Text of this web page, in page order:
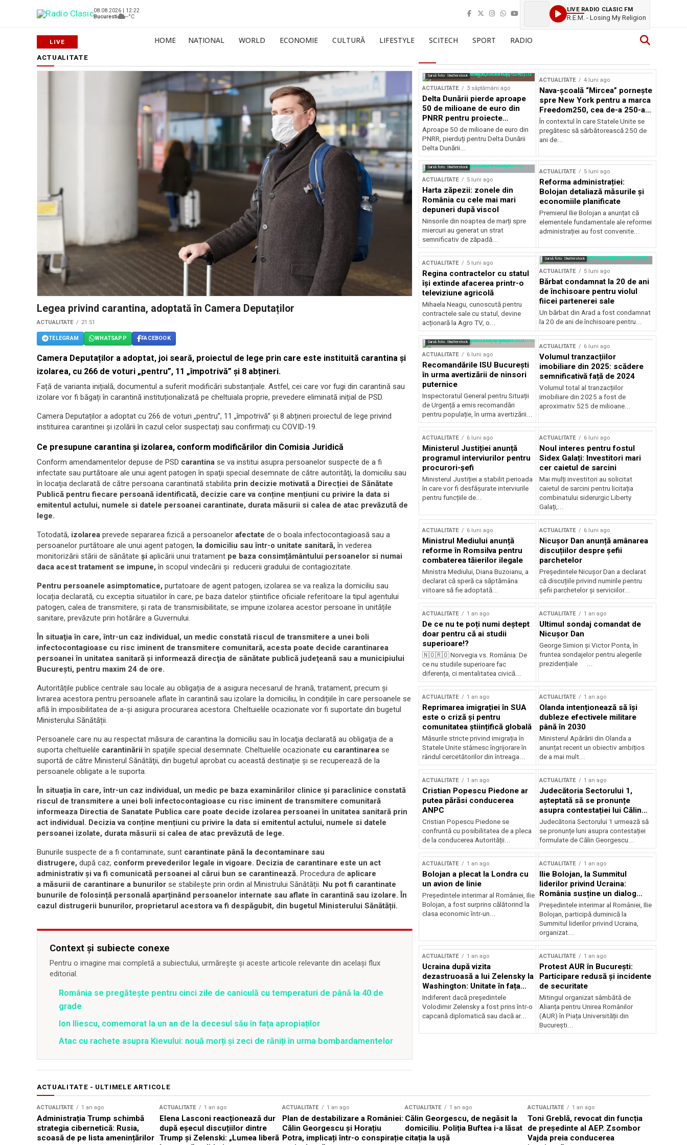
08.08.2026 | 12:22
Bucuresti
--°C
LIVE RADIO CLASIC FM
R.E.M. - Losing My Religion
HOME NAȚIONAL WORLD ECONOMIE CULTURĂ LIFESTYLE SCITECH SPORT RADIO
ACTUALITATE
Legea privind carantina, adoptată în Camera Deputaților
ACTUALITATE 21:51
TELEGRAM WHATSAPP FACEBOOK
Camera Deputaților a adoptat, joi seară, proiectul de lege prin care este instituită carantina și
izolarea, cu 266 de voturi „pentru”, 11 „împotrivă” și 8 abțineri.
Față de varianta inițială, documentul a suferit modificări substanțiale. Astfel, cei care vor fugi din carantină sau
izolare vor fi băgați în carantină instituționalizată pe cheltuiala proprie, prevedere eliminată inițial de PSD.
Camera Deputaților a adoptat cu 266 de voturi „pentru”, 11 „împotrivă” și 8 abțineri proiectul de lege privind
instituirea carantinei și izolării în cazul celor suspectați sau confirmați cu COVID-19.
Ce presupune carantina și izolarea, conform modificărilor din Comisia Juridică
Conform amendamentelor depuse de PSD carantina se va institui asupra persoanelor suspecte de a fi
infectate sau purtătoare ale unui agent patogen în spaţii special desemnate de către autorităţi, la domiciliu sau
în locaţia declarată de către persoana carantinată stabilita prin decizie motivată a Direcției de Sănătate
Publică pentru fiecare persoană identificată, decizie care va conține mențiuni cu privire la data si
emitentul actului, numele si datele persoanei carantinate, durata măsurii si calea de atac prevăzută de
lege.
Totodată, izolarea prevede separarea fizică a persoanelor afectate de o boala infectocontagioasă sau a
persoanelor purtătoare ale unui agent patogen, la domiciliu sau într-o unitate sanitară, în vederea
monitorizării stării de sănătate și aplicării unui tratament pe baza consimțământului persoanelor si numai
daca acest tratament se impune, în scopul vindecării și reducerii gradului de contagiozitate.
Pentru persoanele asimptomatice, purtatoare de agent patogen, izolarea se va realiza la domiciliu sau
locația declarată, cu exceptia situatiilor în care, pe baza datelor știintifice oficiale referitoare la tipul agentului
patogen, calea de transmitere, și rata de transmisibilitate, se impune izolarea acestor persoane în unitățile
sanitare, prevăzute prin hotărâre a Guvernului.
În situaţia în care, într-un caz individual, un medic constată riscul de transmitere a unei boli
infectocontagioase cu risc iminent de transmitere comunitară, acesta poate decide carantinarea
persoanei în unitatea sanitară şi informează direcţia de sănătate publică judeţeană sau a municipiului
Bucureşti, pentru maxim 24 de ore.
Autoritățile publice centrale sau locale au obligația de a asigura necesarul de hrană, tratament, precum și
livrarea acestora pentru persoanele aflate în carantină sau izolare la domiciliu, în condițiile în care persoanele se
află în imposibilitatea de a-și asigura procurarea acestora. Cheltuielile ocazionate vor fi suportate din bugetul
Ministerului Sănătății.
Persoanele care nu au respectat măsura de carantina la domiciliu sau în locaţia declarată au obligaţia de a
suporta cheltuielile carantinării în spaţiile special desemnate. Cheltuielile ocazionate cu carantinarea se
suportă de către Ministerul Sănătăţii, din bugetul aprobat cu această destinaţie şi se recuperează de la
persoanele obligate a le suporta.
În situația în care, într-un caz individual, un medic pe baza examinărilor clinice și paraclinice constată
riscul de transmitere a unei boli infectocontagioase cu risc iminent de transmitere comunitară
informeaza Directia de Sanatate Publica care poate decide izolarea persoanei în unitatea sanitară prin
act individual. Deciziava conține mențiuni cu privire la data si emitentul actului, numele si datele
persoanei izolate, durata măsurii si calea de atac prevăzută de lege.
Bunurile suspecte de a fi contaminate, sunt carantinate până la decontaminare sau
distrugere, după caz, conform prevederilor legale in vigoare. Decizia de carantinare este un act
administrativ și va fi comunicată persoanei al cărui bun se carantinează. Procedura de aplicare
a măsurii de carantinare a bunurilor se stabilește prin ordin al Ministrului Sănătății. Nu pot fi carantinate
bunurile de folosință personală aparținând persoanelor internate sau aflate în carantină sau izolare. În
cazul distrugerii bunurilor, proprietarul acestora va fi despăgubit, din bugetul Ministerului Sănătății.
Context și subiecte conexe
Pentru o imagine mai completă a subiectului, urmărește și aceste articole relevante din același flux
editorial.
România se pregătește pentru cinci zile de caniculă cu temperaturi de până la 40 de
grade
Ion Iliescu, comemorat la un an de la decesul său în fața apropiaților
Atac cu rachete asupra Kievului: nouă morți și zeci de răniți în urma bombardamentelor
Sursă foto: Shutterstock
ACTUALITATE 3 săptămâni ago
Delta Dunării pierde aproape
50 de milioane de euro din
PNRR pentru proiecte
esențiale
Aproape 50 de milioane de euro din
PNRR, pierduți pentru Delta Dunării
Delta Dunării...
ACTUALITATE 4 luni ago
Nava-școală “Mircea” pornește
spre New York pentru a marca
Freedom250, cea de-a 250-a
aniversare a Statelor Unite
În contextul în care Statele Unite se
pregătesc să sărbătorească 250 de
ani de...
Sursă foto: Shutterstock
ACTUALITATE 5 luni ago
Harta zăpezii: zonele din
România cu cele mai mari
depuneri după viscol
Ninsorile din noaptea de marți spre
miercuri au generat un strat
semnificativ de zăpadă...
ACTUALITATE 5 luni ago
Reforma administrației:
Bolojan detaliază măsurile și
economiile planificate
Premierul Ilie Bolojan a anunțat că
elementele fundamentale ale reformei
administrației au fost convenite...
ACTUALITATE 5 luni ago
Regina contractelor cu statul
își extinde afacerea printr-o
televiziune agricolă
Mihaela Neagu, cunoscută pentru
contractele sale cu statul, devine
acționară la Agro TV, o...
Sursă foto: Shutterstock
ACTUALITATE 5 luni ago
Bărbat condamnat la 20 de ani
de închisoare pentru violul
fiicei partenerei sale
Un bărbat din Arad a fost condamnat
la 20 de ani de închisoare pentru...
Sursă foto: Shutterstock
ACTUALITATE 6 luni ago
Recomandările ISU București
în urma avertizării de ninsori
puternice
Inspectoratul General pentru Situații
de Urgență a emis recomandări
pentru populație, în urma avertizării...
ACTUALITATE 6 luni ago
Volumul tranzacțiilor
imobiliare din 2025: scădere
semnificativă față de 2024
Volumul total al tranzacțiilor
imobiliare din 2025 a fost de
aproximativ 525 de milioane...
ACTUALITATE 6 luni ago
Ministerul Justiției anunță
programul interviurilor pentru
procurori-șefi
Ministerul Justiției a stabilit perioada
în care vor fi desfășurate interviurile
pentru funcțiile de...
ACTUALITATE 6 luni ago
Noul interes pentru fostul
Sidex Galați: Investitori mari
cer caietul de sarcini
Mai mulți investitori au solicitat
caietul de sarcini pentru licitația
combinatului siderurgic Liberty
Galați,...
ACTUALITATE 6 luni ago
Ministrul Mediului anunță
reforme în Romsilva pentru
combaterea tăierilor ilegale
Ministra Mediului, Diana Buzoianu, a
declarat că speră ca săptămâna
viitoare să fie adoptată...
ACTUALITATE 6 luni ago
Nicușor Dan anunță amânarea
discuțiilor despre șefii
parchetelor
Președintele Nicușor Dan a declarat
că discuțiile privind numirile pentru
șefii parchetelor și serviciilor...
ACTUALITATE 1 an ago
De ce nu te poți numi deștept
doar pentru că ai studii
superioare!?
🇳🇴🇷🇴 Norvegia vs. România: De
ce nu studiile superioare fac
diferența, ci mentalitatea civică...
ACTUALITATE 1 an ago
Ultimul sondaj comandat de
Nicușor Dan
George Simion și Victor Ponta, în
fruntea sondajelor pentru alegerile
prezidențiale ...
ACTUALITATE 1 an ago
Reprimarea imigrației în SUA
este o criză și pentru
comunitatea științifică globală
Măsurile stricte privind imigrația în
Statele Unite stârnesc îngrijorare în
rândul cercetătorilor din întreaga...
ACTUALITATE 1 an ago
Olanda intenționează să își
dubleze efectivele militare
până în 2030
Ministerul Apărării din Olanda a
anunțat recent un obiectiv ambițios
de a mai mult...
ACTUALITATE 1 an ago
Cristian Popescu Piedone ar
putea părăsi conducerea
ANPC
Cristian Popescu Piedone se
confruntă cu posibilitatea de a pleca
de la conducerea Autorității...
ACTUALITATE 1 an ago
Judecătoria Sectorului 1,
așteptată să se pronunțe
asupra contestației lui Călin
Georgescu privind controlul
judiciar
Judecătoria Sectorului 1 urmează să
se pronunțe luni asupra contestației
formulate de Călin Georgescu...
ACTUALITATE 1 an ago
Bolojan a plecat la Londra cu
un avion de linie
Președintele interimar al României, Ilie
Bolojan, a fost surprins călătorind la
clasa economic într-un...
ACTUALITATE 1 an ago
Ilie Bolojan, la Summitul
liderilor privind Ucraina:
România susține un dialog
transatlantic pentru securitate
și stabilitate
Președintele interimar al României, Ilie
Bolojan, participă duminică la
Summitul liderilor privind Ucraina,
organizat...
ACTUALITATE 1 an ago
Ucraina după vizita
dezastruoasă a lui Zelensky la
Washington: Unitate în fața
incertitudinii
Indiferent dacă președintele
Volodimir Zelensky a fost prins într-o
capcană diplomatică sau dacă ar...
ACTUALITATE 1 an ago
Protest AUR în București:
Participare redusă și incidente
de securitate
Mitingul organizat sâmbătă de
Alianța pentru Unirea Românilor
(AUR) în Piața Universității din
București...
ACTUALITATE - ULTIMELE ARTICOLE
ACTUALITATE 1 an ago
Administrația Trump schimbă
strategia cibernetică: Rusia,
scoasă de pe lista amenințărilor
ACTUALITATE 1 an ago
Elena Lasconi reacționează dur
după eșecul discuțiilor dintre
Trump și Zelenski: „Lumea liberă
ACTUALITATE 1 an ago
Plan de destabilizare a României:
Călin Georgescu și Horațiu
Potra, implicați într-o conspirație
ACTUALITATE 1 an ago
Călin Georgescu, de negăsit la
domiciliu. Poliția Buftea i-a lăsat
citația la ușă
ACTUALITATE 1 an ago
Toni Greblă, revocat din funcția
de președinte al AEP. Zsombor
Vajda preia conducerea